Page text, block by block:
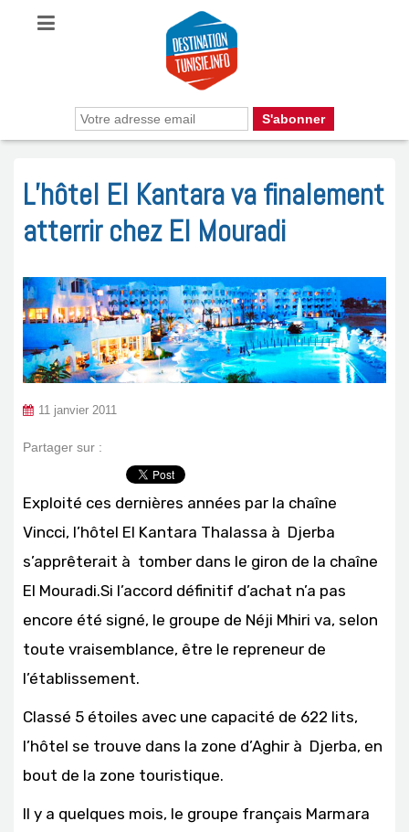
L’hôtel El Kantara va finalement
atterrir chez El Mouradi
11 janvier 2011
Partager sur :
Exploité ces dernières années par la chaîne
Vincci, l’hôtel El Kantara Thalassa à Djerba
s’apprêterait à tomber dans le giron de la chaîne
El Mouradi.Si l’accord définitif d’achat n’a pas
encore été signé, le groupe de Néji Mhiri va, selon
toute vraisemblance, être le repreneur de
l’établissement.
Classé 5 étoiles avec une capacité de 622 lits,
l’hôtel se trouve dans la zone d’Aghir à Djerba, en
bout de la zone touristique.
Il y a quelques mois, le groupe français Marmara